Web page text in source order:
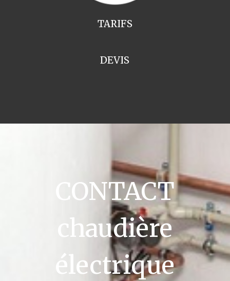
TARIFS
DEVIS
CONTACT
chaudière
électrique